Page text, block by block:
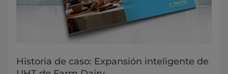
Historia de caso: Expansión inteligente de